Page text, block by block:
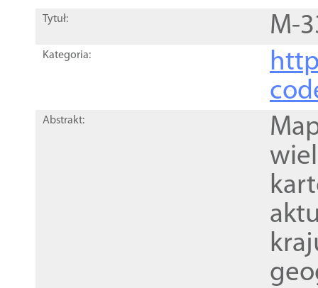
Tytuł: M-
Kategoria:
Abstrakt: